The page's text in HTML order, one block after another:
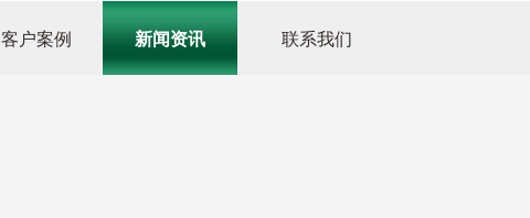
客户案例 新闻资讯 联系我们